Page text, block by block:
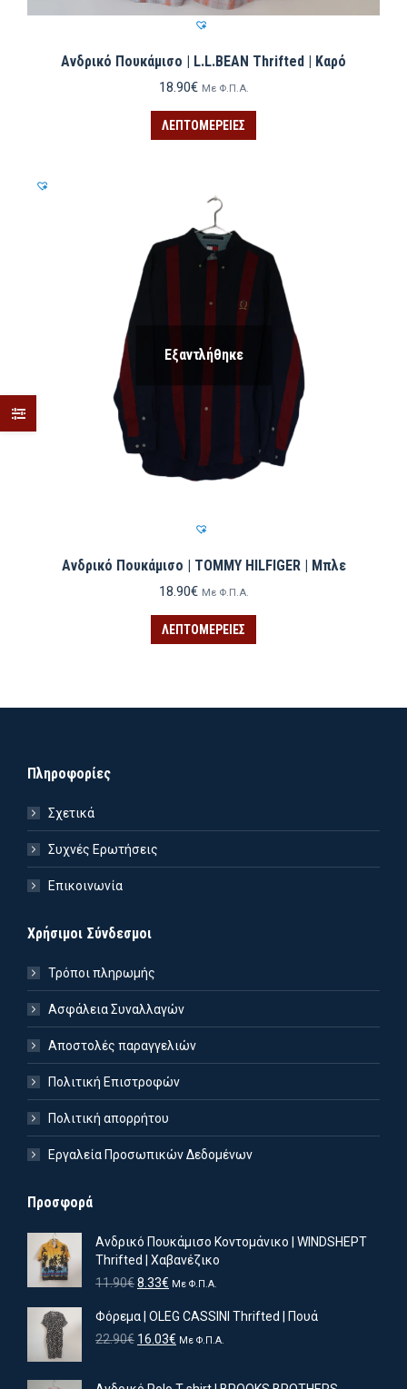
Ανδρικό Πουκάμισο | L.L.BEAN Thrifted | Καρό
18.90€ Με Φ.Π.Α.
ΛΕΠΤΟΜΈΡΕΙΕΣ
Εξαντλήθηκε
Ανδρικό Πουκάμισο | TOMMY HILFIGER | Μπλε
18.90€ Με Φ.Π.Α.
ΛΕΠΤΟΜΈΡΕΙΕΣ
Πληροφορίες
Σχετικά
Συχνές Ερωτήσεις
Επικοινωνία
Χρήσιμοι Σύνδεσμοι
Τρόποι πληρωμής
Ασφάλεια Συναλλαγών
Αποστολές παραγγελιών
Πολιτική Επιστροφών
Πολιτική απορρήτου
Εργαλεία Προσωπικών Δεδομένων
Προσφορά
Ανδρικό Πουκάμισο Κοντομάνικο | WINDSHEPT
Thrifted | Χαβανέζικο
11.90€Original
was:
11.90€.
8.33€ Η
τιμή
είναι:
Με Φ.Π.Α.
Φόρεμα | OLEG CASSINI Thrifted | Πουά
22.90€ Original
16.03€ ΗΜε Φ.Π.Α.